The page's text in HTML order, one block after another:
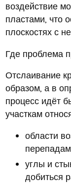
воздействие
пластами, что
плоскостях с
Где проблема
Отслаивание
образом, а в
процесс идёт
участкам
области
углы и
добиться